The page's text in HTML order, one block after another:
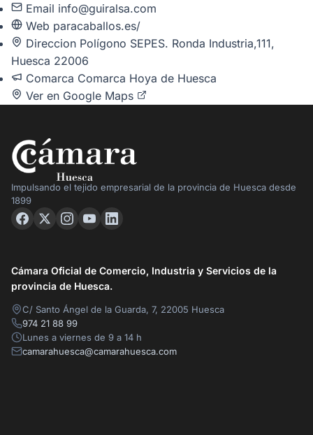
Email info@guiralsa.com
Web paracaballos.es/
Direccion Polígono SEPES. Ronda Industria,111,
Huesca 22006
Comarca Comarca Hoya de Huesca
Ver en Google Maps
Impulsando el tejido empresarial de la provincia de Huesca desde
1899
Cámara Oficial de Comercio, Industria y Servicios de la
provincia de Huesca.
C/ Santo Ángel de la Guarda, 7, 22005 Huesca
974 21 88 99
Lunes a viernes de 9 a 14 h
camarahuesca@camarahuesca.com